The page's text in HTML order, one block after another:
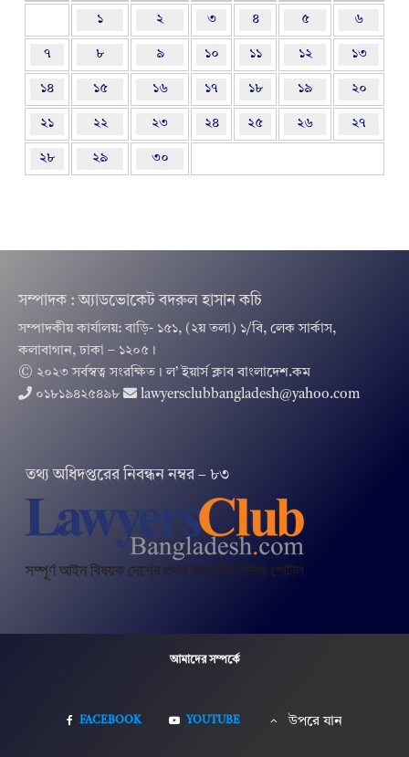
১ ২ ৩ ৪ ৫ ৬
৭ ৮ ৯ ১০ ১১ ১২ ১৩
১৪ ১৫ ১৬ ১৭ ১৮ ১৯ ২০
২১ ২২ ২৩ ২৪ ২৫ ২৬ ২৭
২৮ ২৯ ৩০
সম্পাদক : অ্যাডভোকেট বদরুল হাসান কচি
সম্পাদকীয় কার্যালয়: বাড়ি- ১৫১, (২য় তলা) ১/বি, লেক সার্কাস,
কলাবাগান, ঢাকা – ১২০৫।
© ২০২৩ সর্বস্বত্ব সংরক্ষিত । ল’ ইয়ার্স ক্লাব বাংলাদেশ.কম
০১৮১৯৪২৫৪৯৮
lawyersclubbangladesh@yahoo.com
তথ‌্য অ‌ধিদপ্ত‌রের নিবন্ধন নম্বর – ৮৩
আমাদের সম্পর্কে
FACEBOOK YOUTUBE উপরে যান